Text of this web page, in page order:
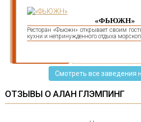
«ФЬЮЖН»
Ресторан «Фьюжн» открывает своим
кухни и непринужденного отдыха
Смотреть все заведения
ОТЗЫВЫ О АЛАН ГЛЭМПИНГ